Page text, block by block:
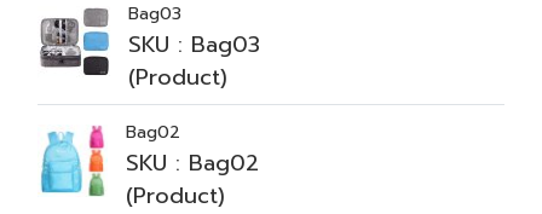
Bag03
SKU : Bag03
(Product)
Bag02
SKU : Bag02
(Product)